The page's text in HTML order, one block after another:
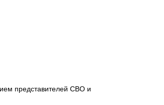
представителей СВО и